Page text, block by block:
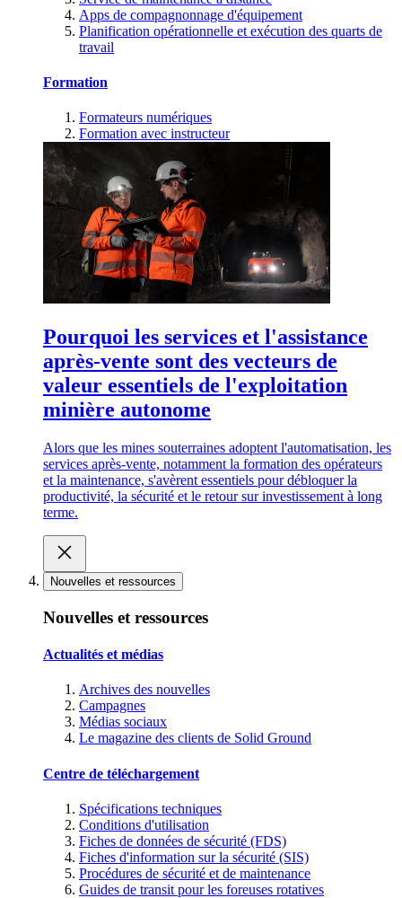
Apps de compagnonnage d'équipement
Planification opérationnelle et exécution des quarts de
travail
Formation
Formateurs numériques
Formation avec instructeur
Pourquoi les services et l'assistance
après-vente sont des vecteurs de
valeur essentiels de l'exploitation
minière autonome
Alors que les mines souterraines adoptent l'automatisation, les
services après-vente, notamment la formation des opérateurs
et la maintenance, s'avèrent essentiels pour débloquer la
productivité, la sécurité et le retour sur investissement à long
terme.
Nouvelles et ressources
Nouvelles et ressources
Actualités et médias
Archives des nouvelles
Campagnes
Médias sociaux
Le magazine des clients de Solid Ground
Centre de téléchargement
Spécifications techniques
Conditions d'utilisation
Fiches de données de sécurité (FDS)
Fiches d'information sur la sécurité (SIS)
Procédures de sécurité et de maintenance
Guides de transit pour les foreuses rotatives